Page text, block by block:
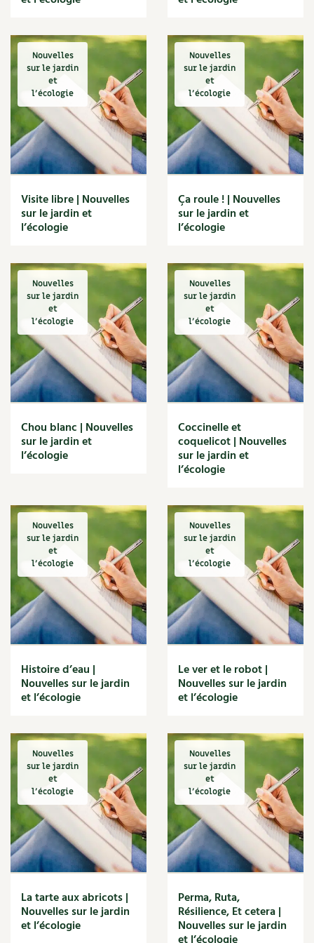
Manger bio
Cures, régimes
Dessert, Boulangerie
Techniques, conservation, organisation
Agenda, calendrier
NOUVEAUTÉS
Stages
Cartes cadeau
Séjourner en Trièves
Nous contacter
Bricolages au jardin
Outils et ustensiles du jardin
Biodiversité
Ravageurs et maladies au jardin
Petit élevage
Cuisine saine
Alimentation et nutrition
Recettes de printemps
Recettes par type de plat
Recettes sans gluten
Recettes végétariennes et vegan
Habitat écologique
Conception et gros oeuvre
Matériaux écologiques
Entretien de la maison
Décoration et petit bricolage
Santé et bien-être
Les plantes et leurs vertus
Soins et cosmétiques au naturel
Société et alternatives
Protéger la nature
Autonomie
Enfants
Actions pour la planète
Les 4 saisons
Archives
Les chroniques de Marie
Forums
Jardin bio
Habitat écologique
Cuisine saine
Soins naturels
Société et alternatives
Questions à la rédaction
Entre abonné·es
Trucs & astuces
Expés
Trocs & petites annonces
Appels à témoignage
Mieux consommer
Nouvelles
sur le jardin
et
l'écologie
Visite libre | Nouvelles
sur le jardin et
l’écologie
Nouvelles
sur le jardin
et
l'écologie
Ça roule ! | Nouvelles
sur le jardin et
l’écologie
Nouvelles
sur le jardin
et
l'écologie
Chou blanc | Nouvelles
sur le jardin et
l’écologie
Nouvelles
sur le jardin
et
l'écologie
Coccinelle et
coquelicot | Nouvelles
sur le jardin et
l’écologie
Nouvelles
sur le jardin
et
l'écologie
Histoire d’eau |
Nouvelles sur le jardin
et l’écologie
Nouvelles
sur le jardin
et
l'écologie
Le ver et le robot |
Nouvelles sur le jardin
et l’écologie
Nouvelles
sur le jardin
et
l'écologie
La tarte aux abricots |
Nouvelles sur le jardin
et l’écologie
Nouvelles
sur le jardin
et
l'écologie
Perma, Ruta,
Résilience, Et cetera |
Nouvelles sur le jardin